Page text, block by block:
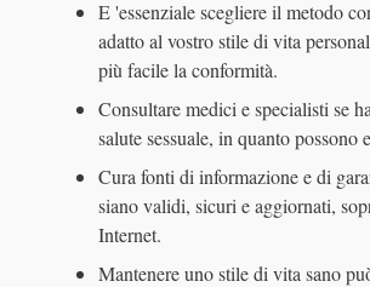
E 'essenziale scegliere il metodo
adatto al vostro stile di vita
più facile la conformità.
Consultare medici e specialisti se
salute sessuale, in quanto possono
Cura fonti di informazione e di
siano validi, sicuri e aggiornati,
Internet.
Mantenere uno stile di vita sano